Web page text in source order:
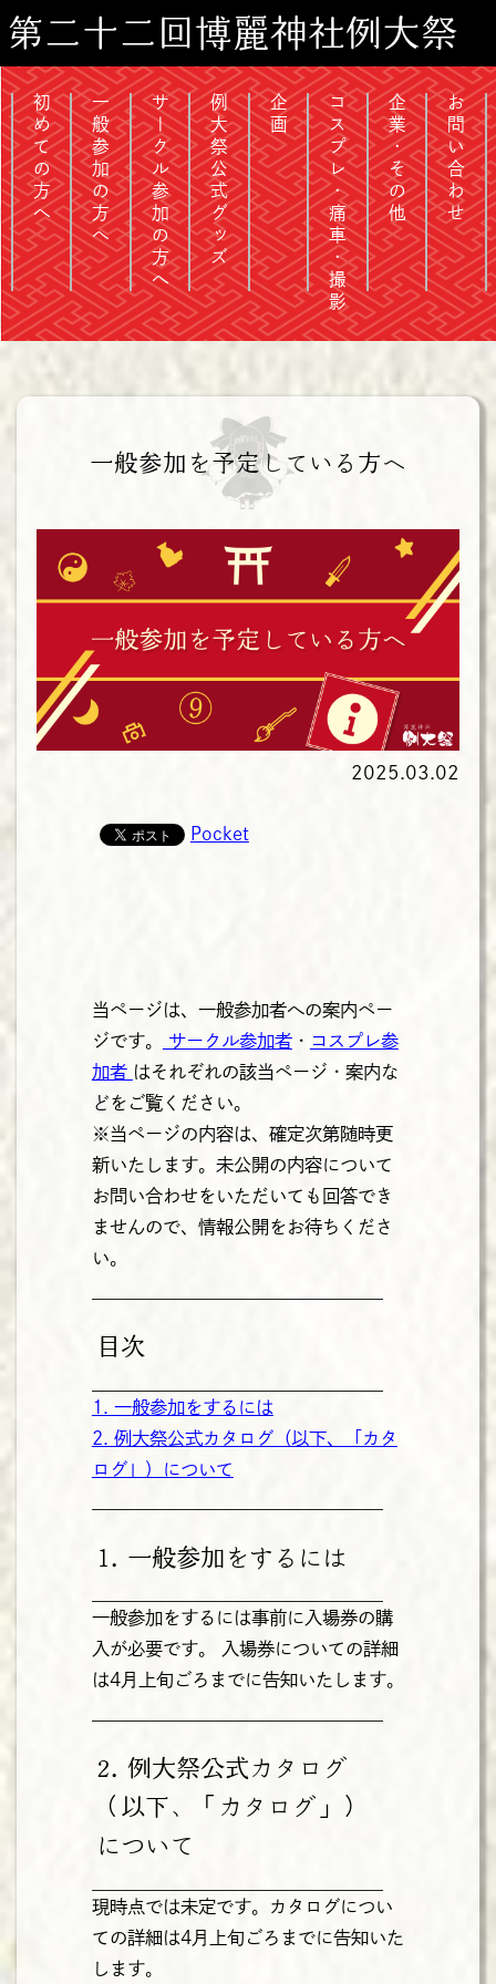
第二十二回博麗神社例大祭
初めての方へ 一般参加の方へ サークル参加の方へ 例大祭公式グッズ 企画 コスプレ・痛車・撮影 企業・その他 お問い合わせ
一般参加を予定している方へ
2025.03.02
Pocket
当ページは、一般参加者への案内ペー
ジです。
サークル参加者・ コスプレ参
加者 はそれぞれの該当ページ・案内な
どをご覧ください。
※当ページの内容は、確定次第随時更
新いたします。未公開の内容について
お問い合わせをいただいても回答でき
ませんので、情報公開をお待ちくださ
い。
目次
1. 一般参加をするには
2. 例大祭公式カタログ（以下、「カタ
ログ」）について
1. 一般参加をするには
一般参加をするには事前に入場券の購
入が必要です。
入場券についての詳細
は4月上旬ごろまでに告知いたします。
2. 例大祭公式カタログ
（以下、「カタログ」）
について
現時点では未定です。カタログについ
ての詳細は4月上旬ごろまでに告知いた
します。